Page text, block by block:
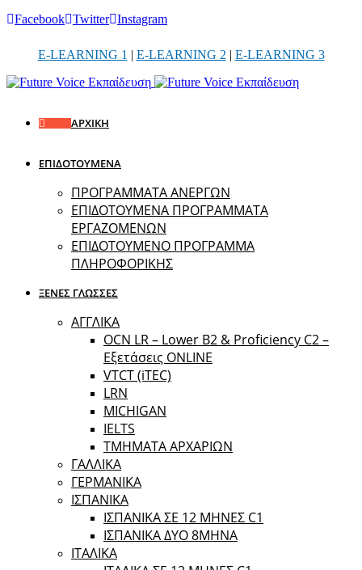
Facebook Twitter Instagram
E-LEARNING 1 | E-LEARNING 2 | E-LEARNING 3
ΑΡΧΙΚΗ
ΕΠΙΔΟΤΟΥΜΕΝΑ
ΠΡΟΓΡΑΜΜΑΤΑ ΑΝΕΡΓΩΝ
ΕΠΙΔΟΤΟΥΜΕΝΑ ΠΡΟΓΡΑΜΜΑΤΑ
ΕΡΓΑΖΟΜΕΝΩΝ
ΕΠΙΔΟΤΟΥΜΕΝΟ ΠΡΟΓΡΑΜΜΑ
ΠΛΗΡΟΦΟΡΙΚΗΣ
ΞΕΝΕΣ ΓΛΩΣΣΕΣ
ΑΓΓΛΙΚΑ
OCN LR – Lower B2 & Proficiency C2 –
Εξετάσεις ONLINE
VTCT (iTEC)
LRN
MICHIGAN
IELTS
ΤΜΗΜΑΤΑ ΑΡΧΑΡΙΩΝ
ΓΑΛΛΙΚΑ
ΓΕΡΜΑΝΙΚΑ
ΙΣΠΑΝΙΚΑ
ΙΣΠΑΝΙΚΑ ΣΕ 12 ΜΗΝΕΣ C1
ΙΣΠΑΝΙΚΑ ΔΥΟ 8ΜΗΝΑ
ΙΤΑΛΙΚΑ